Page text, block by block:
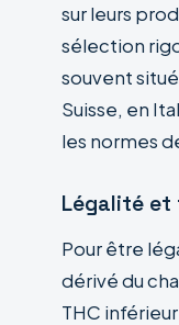
sur leurs
sélection
souvent
Suisse, en
les normes
Légalité et
Pour être
dérivé du
THC